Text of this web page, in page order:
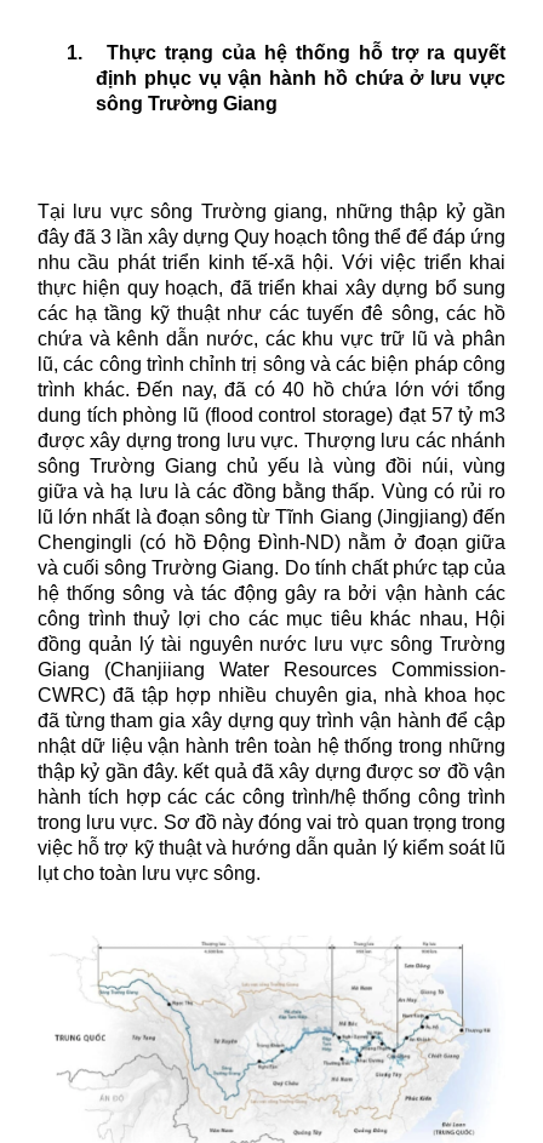
1.
Thực trạng của hệ thống hỗ trợ ra quyết
định phục vụ vận hành hồ chứa ở lưu vực
sông Trường Giang
Tại lưu vực sông Trường giang, những thập kỷ gần
đây đã 3 lần xây dựng Quy hoạch tông thể để đáp ứng
nhu cầu phát triển kinh tế-xã hội. Với việc triển khai
thực hiện quy hoạch, đã triển khai xây dựng bổ sung
các hạ tầng kỹ thuật như các tuyến đê sông, các hồ
chứa và kênh dẫn nước, các khu vực trữ lũ và phân
lũ, các công trình chỉnh trị sông và các biện pháp công
trình khác. Đến nay, đã có 40 hồ chứa lớn với tổng
dung tích phòng lũ (flood control storage) đạt 57 tỷ m3
được xây dựng trong lưu vực. Thượng lưu các nhánh
sông Trường Giang chủ yếu là vùng đồi núi, vùng
giữa và hạ lưu là các đồng bằng thấp. Vùng có rủi ro
lũ lớn nhất là đoạn sông từ Tĩnh Giang (Jingjiang) đến
Chengingli (có hồ Động Đình-ND) nằm ở đoạn giữa
và cuối sông Trường Giang. Do tính chất phức tạp của
hệ thống sông và tác động gây ra bởi vận hành các
công trình thuỷ lợi cho các mục tiêu khác nhau, Hội
đồng quản lý tài nguyên nước lưu vực sông Trường
Giang (Chanjiiang Water Resources Commission-
CWRC) đã tập hợp nhiều chuyên gia, nhà khoa học
đã từng tham gia xây dựng quy trình vận hành để cập
nhật dữ liệu vận hành trên toàn hệ thống trong những
thập kỷ gần đây. kết quả đã xây dựng được sơ đồ vận
hành tích hợp các các công trình/hệ thống công trình
trong lưu vực. Sơ đồ này đóng vai trò quan trọng trong
việc hỗ trợ kỹ thuật và hướng dẫn quản lý kiểm soát lũ
lụt cho toàn lưu vực sông.